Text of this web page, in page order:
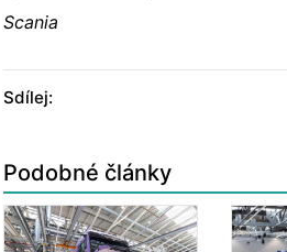
Scania
Sdílej:
Podobné články